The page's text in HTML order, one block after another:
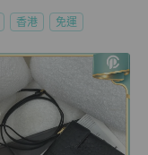
香港 免運